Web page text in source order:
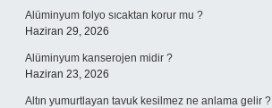
Alüminyum folyo sıcaktan korur mu ?
Haziran 29, 2026
Alüminyum kanserojen midir ?
Haziran 23, 2026
Altın yumurtlayan tavuk kesilmez ne anlama gelir ?